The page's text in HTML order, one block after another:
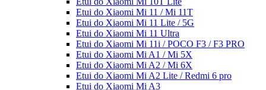
Etui do Xiaomi Mi 11 / Mi 11T
Etui do Xiaomi Mi 11 Lite / 5G
Etui do Xiaomi Mi 11 Ultra
Etui do Xiaomi Mi 11i / POCO F3 / F3 PRO
Etui do Xiaomi Mi A1 / Mi 5X
Etui do Xiaomi Mi A2 / Mi 6X
Etui do Xiaomi Mi A2 Lite / Redmi 6 pro
Etui do Xiaomi Mi A3